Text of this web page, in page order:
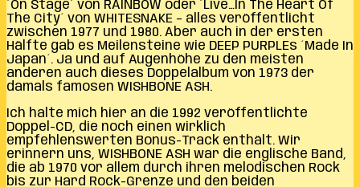
´On Stage´ von RAINBOW oder ´Live…In The Heart Of
The City´ von WHITESNAKE – alles veröffentlicht
zwischen 1977 und 1980. Aber auch in der ersten
Hälfte gab es Meilensteine wie DEEP PURPLEs ´Made In
Japan´. Ja und auf Augenhöhe zu den meisten
anderen auch dieses Doppelalbum von 1973 der
damals famosen WISHBONE ASH.
Ich halte mich hier an die 1992 veröffentlichte
Doppel-CD, die noch einen wirklich
empfehlenswerten Bonus-Track enthält. Wir
erinnern uns, WISHBONE ASH war die englische Band,
die ab 1970 vor allem durch ihren melodischen Rock
bis zur Hard Rock-Grenze und den beiden